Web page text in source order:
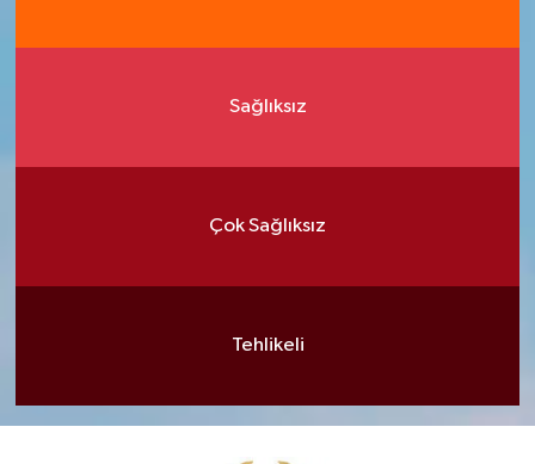
Sağlıksız
Çok Sağlıksız
Tehlikeli